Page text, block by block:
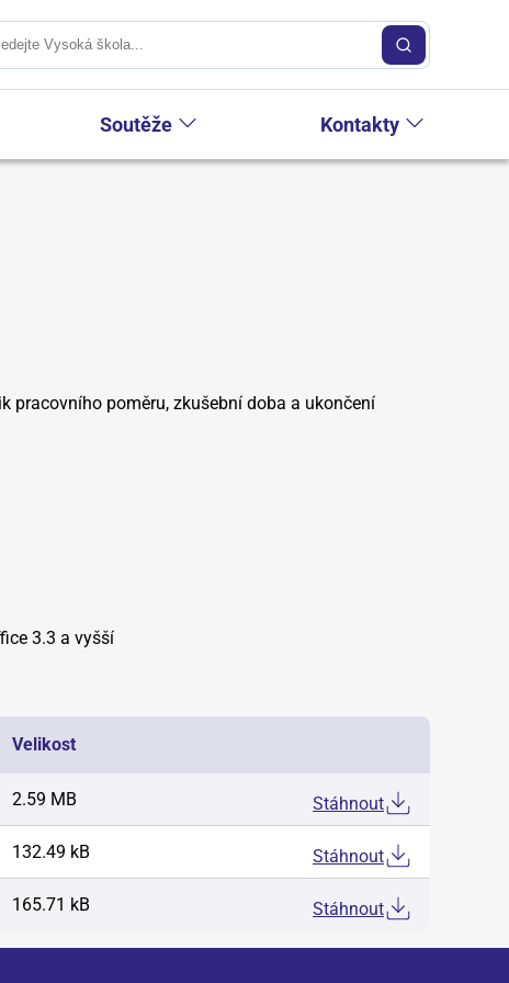
Soutěže Kontakty
pracovního poměru, zkušební doba a ukončení
3.3 a vyšší
Velikost
2.59 MB Stáhnout
132.49 kB Stáhnout
165.71 kB Stáhnout